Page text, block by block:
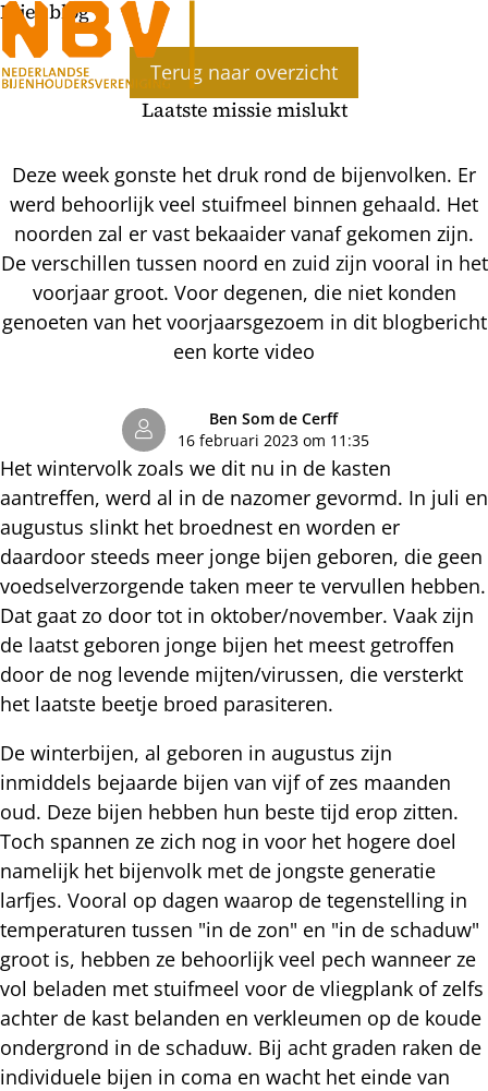
Bijenblog
Terug naar overzicht
Laatste missie mislukt
Deze week gonste het druk rond de bijenvolken. Er
werd behoorlijk veel stuifmeel binnen gehaald. Het
noorden zal er vast bekaaider vanaf gekomen zijn.
De verschillen tussen noord en zuid zijn vooral in het
voorjaar groot. Voor degenen, die niet konden
genoeten van het voorjaarsgezoem in dit blogbericht
een korte video
Ben Som de Cerff
16 februari 2023 om 11:35
Het wintervolk zoals we dit nu in de kasten
aantreffen, werd al in de nazomer gevormd. In juli en
augustus slinkt het broednest en worden er
daardoor steeds meer jonge bijen geboren, die geen
voedselverzorgende taken meer te vervullen hebben.
Dat gaat zo door tot in oktober/november. Vaak zijn
de laatst geboren jonge bijen het meest getroffen
door de nog levende mijten/virussen, die versterkt
het laatste beetje broed parasiteren.
De winterbijen, al geboren in augustus zijn
inmiddels bejaarde bijen van vijf of zes maanden
oud. Deze bijen hebben hun beste tijd erop zitten.
Toch spannen ze zich nog in voor het hogere doel
namelijk het bijenvolk met de jongste generatie
larfjes. Vooral op dagen waarop de tegenstelling in
temperaturen tussen "in de zon" en "in de schaduw"
groot is, hebben ze behoorlijk veel pech wanneer ze
vol beladen met stuifmeel voor de vliegplank of zelfs
achter de kast belanden en verkleumen op de koude
ondergrond in de schaduw. Bij acht graden raken de
individuele bijen in coma en wacht het einde van